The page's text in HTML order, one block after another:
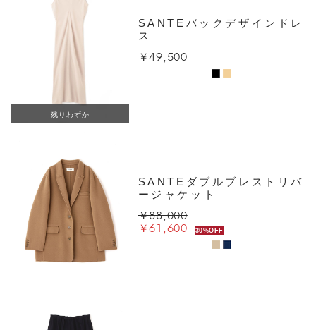
残りわずか
SANTEバックデザインドレ
ス
￥49,500
SANTEダブルブレストリバ
ージャケット
￥88,000
￥61,600 30%OFF